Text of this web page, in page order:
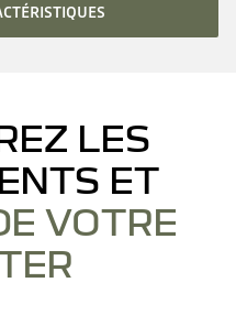
LES
ET
VOTRE